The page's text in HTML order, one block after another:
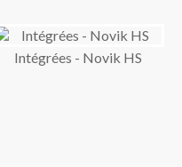
Intégrées - Novik HS